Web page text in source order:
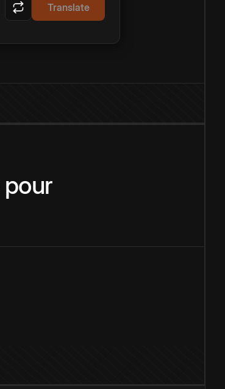
Translate
pour